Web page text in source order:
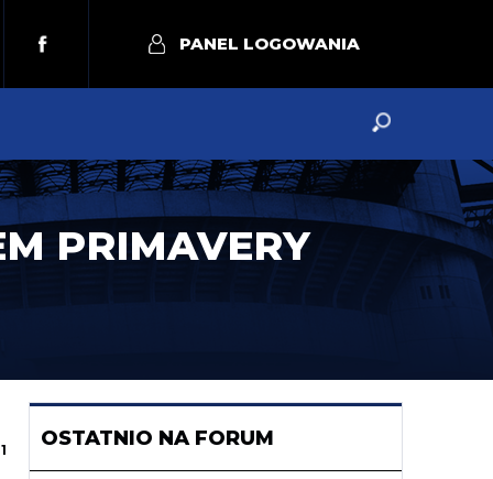
PANEL LOGOWANIA
PRIMAVERY
1 OSTATNIO NA FORUM